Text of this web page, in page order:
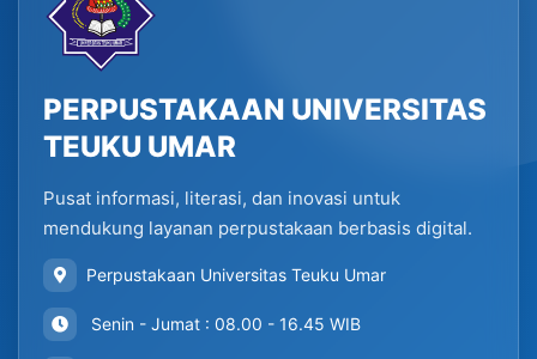
PERPUSTAKAAN UNIVERSITAS
TEUKU UMAR
Pusat informasi, literasi, dan inovasi untuk
mendukung layanan perpustakaan berbasis digital.
Perpustakaan Universitas Teuku Umar
Senin - Jumat : 08.00 - 16.45 WIB